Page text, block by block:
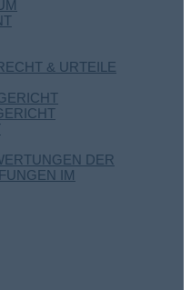
& URTEILE
DER
IM